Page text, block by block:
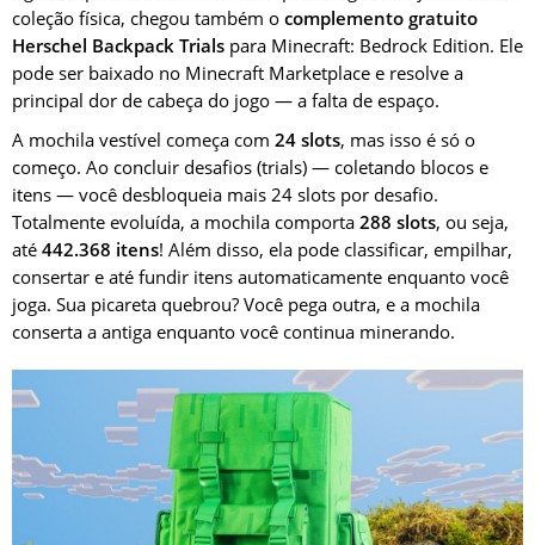
coleção física, chegou também o complemento gratuito
Herschel Backpack Trials para Minecraft: Bedrock Edition. Ele
pode ser baixado no Minecraft Marketplace e resolve a
principal dor de cabeça do jogo — a falta de espaço.
A mochila vestível começa com 24 slots, mas isso é só o
começo. Ao concluir desafios (trials) — coletando blocos e
itens — você desbloqueia mais 24 slots por desafio.
Totalmente evoluída, a mochila comporta 288 slots, ou seja,
até 442.368 itens! Além disso, ela pode classificar, empilhar,
consertar e até fundir itens automaticamente enquanto você
joga. Sua picareta quebrou? Você pega outra, e a mochila
conserta a antiga enquanto você continua minerando.